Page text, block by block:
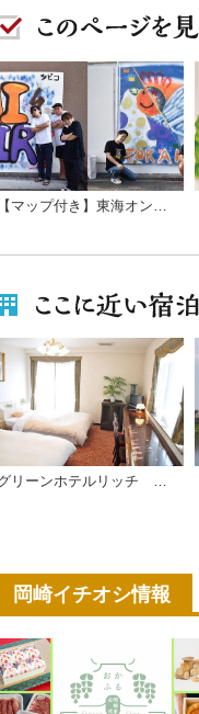
グリーンホテルリッチ 徳川園
岡崎イチオシ情報